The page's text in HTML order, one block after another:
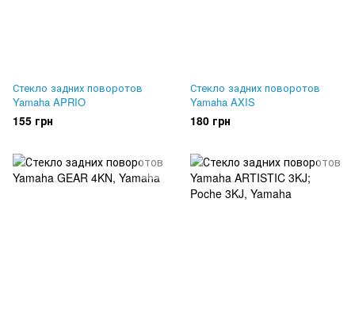
Стекло задних поворотов
Yamaha APRIO
155 грн
Стекло задних поворотов
Yamaha AXIS
180 грн